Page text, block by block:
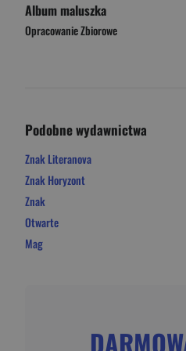
Album maluszka
Opracowanie Zbiorowe
Podobne wydawnictwa
Znak Literanova
Znak Horyzont
Znak
Otwarte
Mag